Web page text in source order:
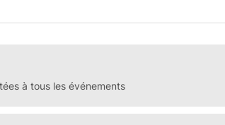
à tous les événements